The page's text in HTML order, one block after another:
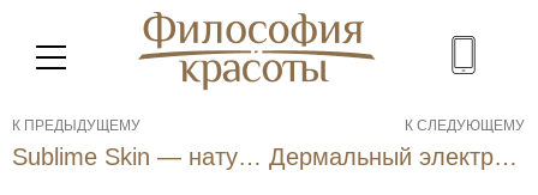
К ПРЕДЫДУЩЕМУ
Sublime Skin — натуральный филлер-эффект
К СЛЕДУЮЩЕМУ
Дермальный электромикролифтинг Skin Regulator
МЕНЮ